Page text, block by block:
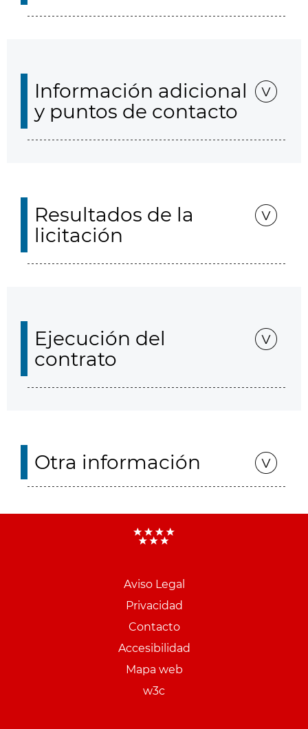
Información adicional
y puntos de contacto
Resultados de la
licitación
Ejecución del
contrato
Otra información
Aviso Legal
Privacidad
Contacto
Accesibilidad
Mapa web
w3c